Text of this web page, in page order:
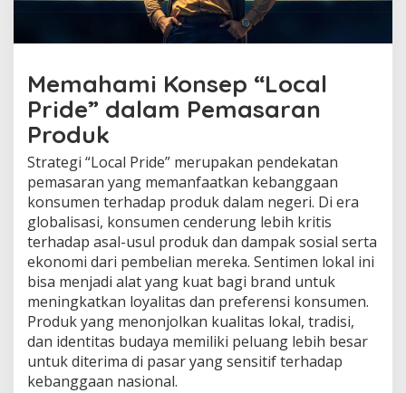
Memahami Konsep “Local
Pride” dalam Pemasaran
Produk
Strategi “Local Pride” merupakan pendekatan
pemasaran yang memanfaatkan kebanggaan
konsumen terhadap produk dalam negeri. Di era
globalisasi, konsumen cenderung lebih kritis
terhadap asal-usul produk dan dampak sosial serta
ekonomi dari pembelian mereka. Sentimen lokal ini
bisa menjadi alat yang kuat bagi brand untuk
meningkatkan loyalitas dan preferensi konsumen.
Produk yang menonjolkan kualitas lokal, tradisi,
dan identitas budaya memiliki peluang lebih besar
untuk diterima di pasar yang sensitif terhadap
kebanggaan nasional.